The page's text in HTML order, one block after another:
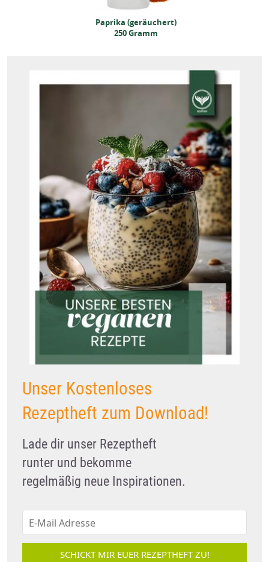
Paprika (geräuchert)
250 Gramm
Unser Kostenloses
Rezeptheft zum Download!
Lade dir unser Rezeptheft
runter und bekomme
regelmäßig neue Inspirationen.
SCHICKT MIR EUER REZEPTHEFT ZU!